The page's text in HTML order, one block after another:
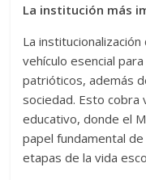
La institución más
La
vehículo esencial
patrióticos, además
sociedad. Esto cobra
educativo, donde el
papel fundamental
etapas de la vida